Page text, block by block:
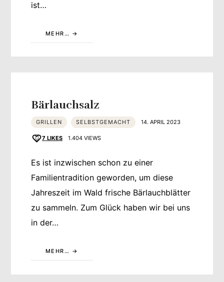
ist…
MEHR…
Bärlauchsalz
GRILLEN SELBSTGEMACHT 14. APRIL 2023
7 LIKES 1.404 VIEWS
Es ist inzwischen schon zu einer
Familientradition geworden, um diese
Jahreszeit im Wald frische Bärlauchblätter
zu sammeln. Zum Glück haben wir bei uns
in der…
MEHR…